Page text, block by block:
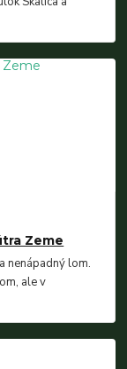
Zeme
nenápadný lom.
ale v